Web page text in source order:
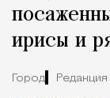
ирисы и
Город